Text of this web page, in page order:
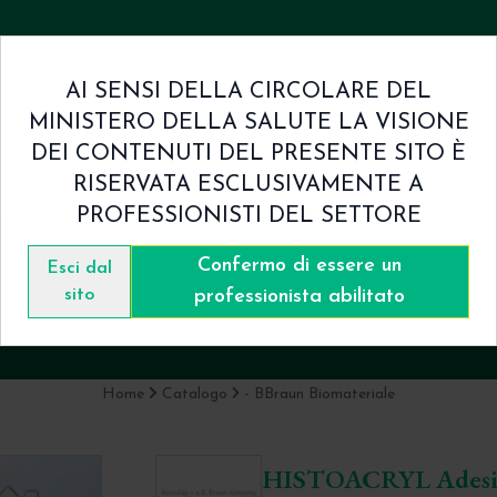
& CondizioniContatti
0,5ml x 5 flaconcini -
BBraun Aesculap
Home Catalogo - BBraun Biomateriale
HISTOACRYL
AI SENSI DELLA CIRCOLARE DEL
MINISTERO DELLA SALUTE LA VISIONE
DEI CONTENUTI DEL PRESENTE SITO È
RISERVATA ESCLUSIVAMENTE A
PROFESSIONISTI DEL SETTORE
Esci dal
sito
Confermo di essere un
professionista abilitato